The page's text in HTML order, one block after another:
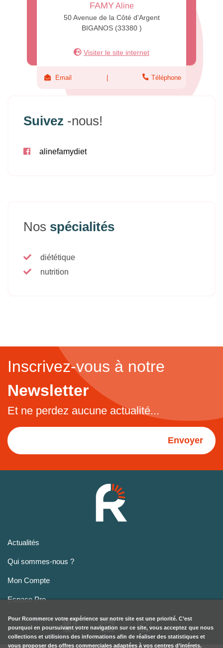
FAMYAline
50 Avenue de la Côté d'Argent
BIGANOS (33380 )
Visiter le site internet
Email Téléphone
Suivez -nous!
alinefamydiet
Nos spécialités
diététique
nutrition
Inscrivez-vous à notre
Newsletter
Et ne perdez aucune actualité...
Envoyer
Actualités
Qui sommes-nous ?
Mon Compte
Espace Pro
Pour Rcommerce votre expérience sur notre site est une priorité. C’est
pourquoi en poursuivant votre navigation sur ce site, vous acceptez que nous
collections et utilisions des informations afin de réaliser des statistiques et
vous proposer des offres commerciales adaptées à vos centres d’intérets.